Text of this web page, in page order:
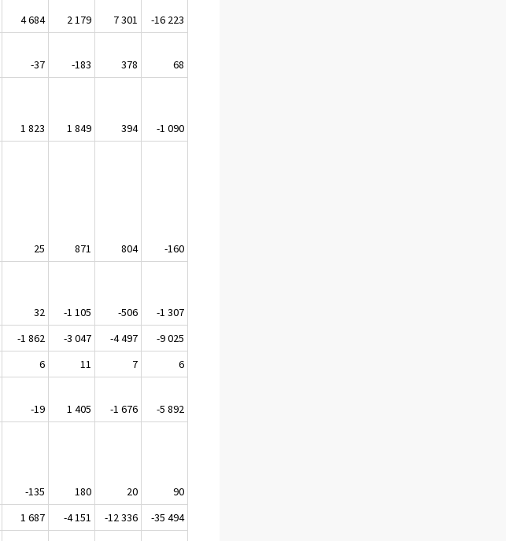
4 684 2 179 7 301
-16 223
-37 -183 378
68
1 823 1 849 394
-1 090
25 871 804
-160
32 -1 105 -506
-1 307
-1 862 -3 047 -4 497
-9 025
6 11 7
6
-19 1 405 -1 676
-5 892
-135 180 20
90
1 687 -4 151 -12 336
-35 494